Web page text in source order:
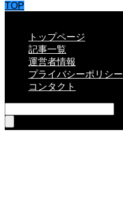
TOP
トップページ
記事一覧
運営者情報
プライバシーポリシー
コンタクト